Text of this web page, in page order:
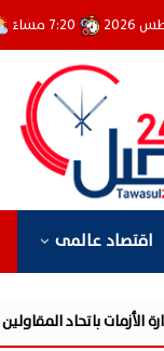
اقتصاد عالمى